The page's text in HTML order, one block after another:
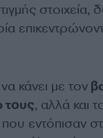
στοιχεία,
κάνει με τον
τους, αλλά και
εντόπισαν